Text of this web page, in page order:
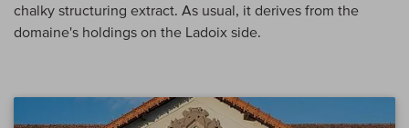
chalky structuring extract. As usual, it derives from the
domaine's holdings on the Ladoix side.